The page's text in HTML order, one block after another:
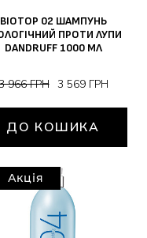
BIOTOP 02 ШАМПУНЬ
ПРОТИ ЛУПИ
DANDRUFF 1000 МЛ
966 ГРН 3 569 ГРН
ДО КОШИКА
Акція